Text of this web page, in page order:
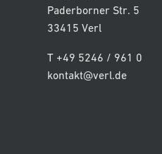
Paderborner Str. 5
33415 Verl
T +49 5246 / 961 0
kontakt@verl.de